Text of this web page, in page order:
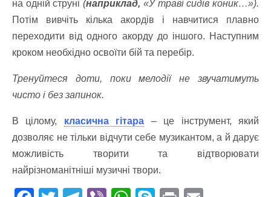
на одній струні(наприклад, «У траві сидів коник…»).
Потім вивчіть кілька акордів і навчитися плавно
переходити від одного акорду до іншого. Наступним
кроком необхідно освоїти бій та перебір.
Тренуйтеся доти, поки мелодії не звучатимуть
чисто і без запинок.
В цілому, класична гітара – це інструмент, який
дозволяє не тільки відчути себе музикантом, а й дарує
можливість творити та відтворювати
найрізноманітніші музичні твори.